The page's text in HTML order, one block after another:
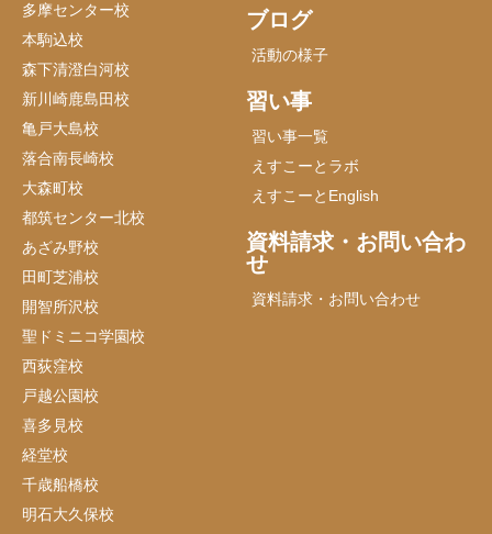
多摩センター校
本駒込校
森下清澄白河校
新川崎鹿島田校
亀戸大島校
落合南長崎校
大森町校
都筑センター北校
あざみ野校
田町芝浦校
開智所沢校
聖ドミニコ学園校
西荻窪校
戸越公園校
喜多見校
経堂校
千歳船橋校
明石大久保校
ブログ
活動の様子
習い事
習い事一覧
えすこーとラボ
えすこーとEnglish
資料請求・お問い合わ
せ
資料請求・お問い合わせ